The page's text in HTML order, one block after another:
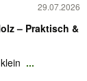
29.07.2026
– Praktisch &
...